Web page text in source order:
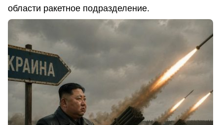
области ракетное подразделение.